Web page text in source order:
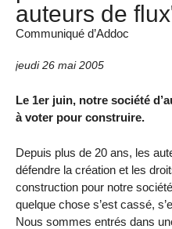
auteurs de
Communiqué d’Addoc
jeudi 26 mai 2005
Le 1er juin, notre société
à voter pour construire.
Depuis plus de 20 ans, les
défendre la création et les
construction pour notre
quelque chose s’est cassé,
Nous sommes entrés dans